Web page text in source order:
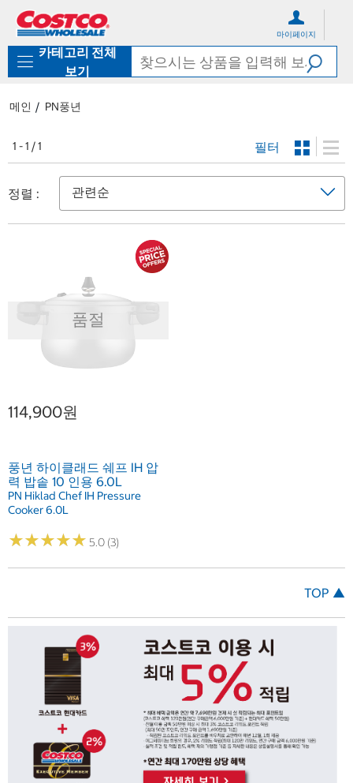
로
기
가
마이페이지
카테고리 전체
보기
메인 PN풍년
1 - 1 / 1 필터
정렬 :
품절
114,900원
풍년 하이클래드 쉐프 IH 압
력 밥솥 10 인용 6.0L
PN Hiklad Chef IH Pressure
Cooker 6.0L
★★★★★
★★★★★ 5.0 (3)
TOP ▲